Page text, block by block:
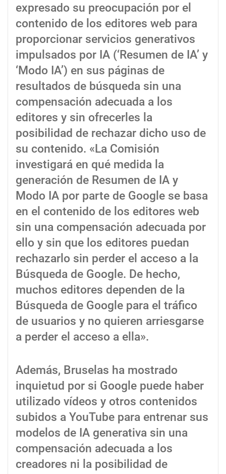
expresado su preocupación por el
contenido de los editores web para
proporcionar servicios generativos
impulsados por IA (‘Resumen de IA’ y
‘Modo IA’) en sus páginas de
resultados de búsqueda sin una
compensación adecuada a los
editores y sin ofrecerles la
posibilidad de rechazar dicho uso de
su contenido. «La Comisión
investigará en qué medida la
generación de Resumen de IA y
Modo IA por parte de Google se basa
en el contenido de los editores web
sin una compensación adecuada por
ello y sin que los editores puedan
rechazarlo sin perder el acceso a la
Búsqueda de Google. De hecho,
muchos editores dependen de la
Búsqueda de Google para el tráfico
de usuarios y no quieren arriesgarse
a perder el acceso a ella».
Además, Bruselas ha mostrado
inquietud por si Google puede haber
utilizado vídeos y otros contenidos
subidos a YouTube para entrenar sus
modelos de IA generativa sin una
compensación adecuada a los
creadores ni la posibilidad de